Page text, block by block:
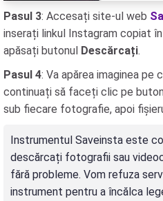
Pasul 3: Accesați site-ul web
inserați linkul Instagram copiat
apăsați butonul Descărcați.
Pasul 4: Va apărea imaginea pe
continuați să faceți clic pe
sub fiecare fotografie, apoi
Instrumentul Saveinsta este
descărcați fotografii sau
fără probleme. Vom refuza
instrument pentru a încălca